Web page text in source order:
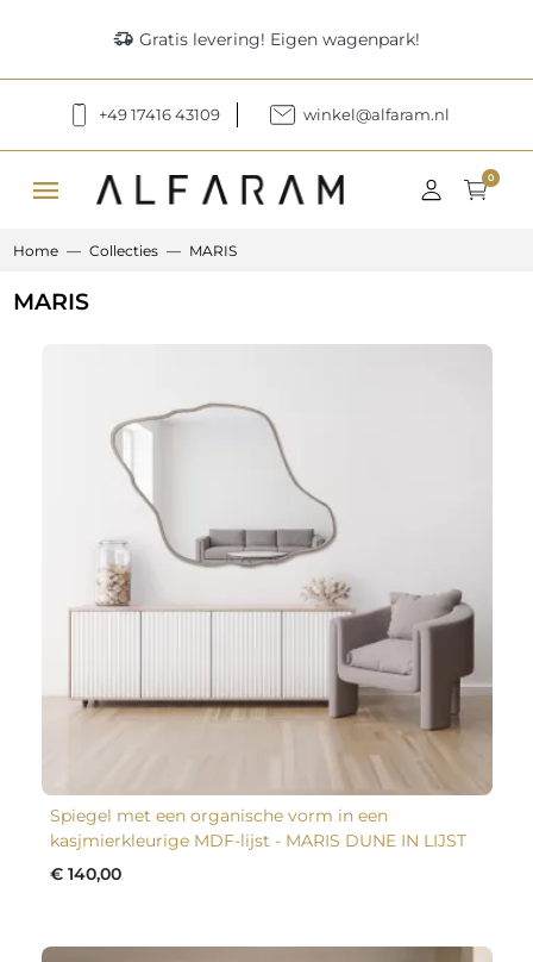
delivery_truck_speed Gratis levering! Eigen wagenpark!
+49 17416 43109 winkel@alfaram.nl
menu 0
Home Collecties MARIS
MARIS
Spiegel met een organische vorm in een
kasjmierkleurige MDF-lijst - MARIS DUNE IN LIJST
€ 140,00